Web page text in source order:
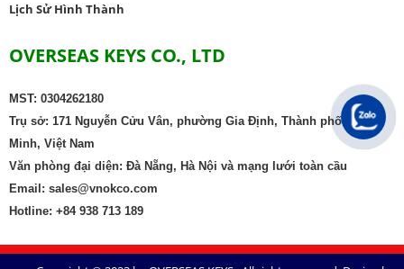
Lịch Sử Hình Thành
OVERSEAS KEYS CO., LTD
MST: 0304262180
Trụ sở: 171 Nguyễn Cửu Vân, phường Gia Định, Thành phố Hồ Chí
Minh, Việt Nam
Văn phòng đại diện: Đà Nẵng, Hà Nội và mạng lưới toàn cầu
Email: sales@vnokco.com
Hotline: +84 938 713 189